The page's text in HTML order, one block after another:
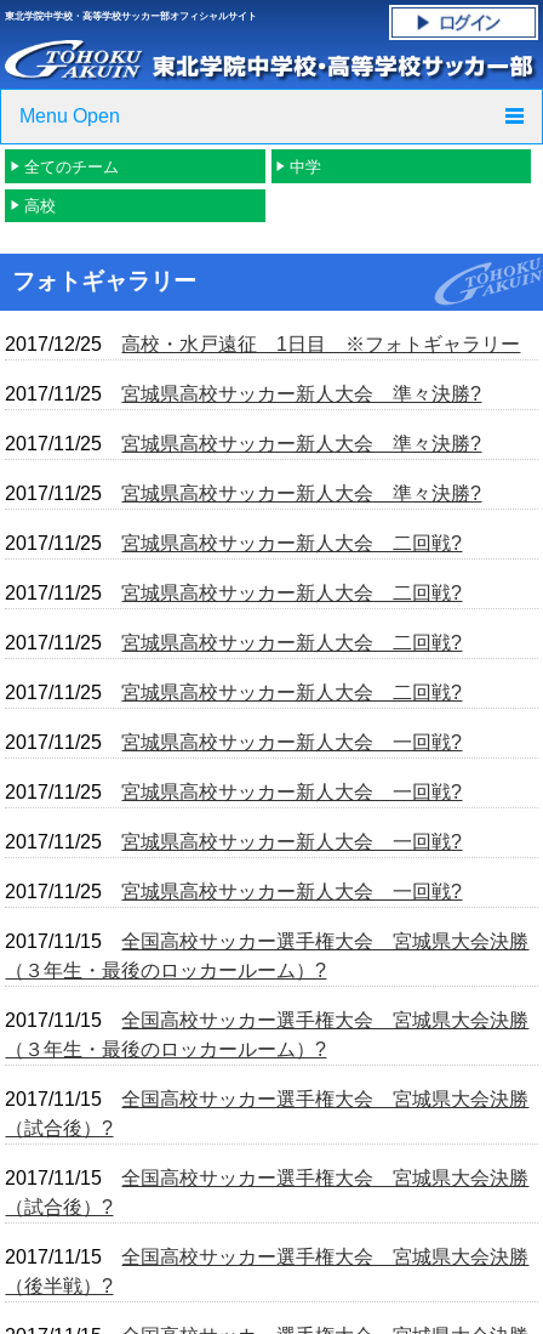
東北学院中学校・高等学校サッカー部オフィシャルサイト
Menu Open
TOP
クラブ紹介・進路実績
スケジュール
グラウンド・施設紹介
フォトギャラリー
応援グッズご案内
全てのチーム 中学
高校
フォトギャラリー
2017/12/25高校・水戸遠征 1日目 ※フォトギャラリー
2017/11/25宮城県高校サッカー新人大会 準々決勝?
2017/11/25宮城県高校サッカー新人大会 準々決勝?
2017/11/25宮城県高校サッカー新人大会 準々決勝?
2017/11/25宮城県高校サッカー新人大会 二回戦?
2017/11/25宮城県高校サッカー新人大会 二回戦?
2017/11/25宮城県高校サッカー新人大会 二回戦?
2017/11/25宮城県高校サッカー新人大会 二回戦?
2017/11/25宮城県高校サッカー新人大会 一回戦?
2017/11/25宮城県高校サッカー新人大会 一回戦?
2017/11/25宮城県高校サッカー新人大会 一回戦?
2017/11/25宮城県高校サッカー新人大会 一回戦?
2017/11/15全国高校サッカー選手権大会 宮城県大会決勝
（３年生・最後のロッカールーム）?
2017/11/15全国高校サッカー選手権大会 宮城県大会決勝
（３年生・最後のロッカールーム）?
2017/11/15全国高校サッカー選手権大会 宮城県大会決勝
（試合後）?
2017/11/15全国高校サッカー選手権大会 宮城県大会決勝
（試合後）?
2017/11/15全国高校サッカー選手権大会 宮城県大会決勝
（後半戦）?